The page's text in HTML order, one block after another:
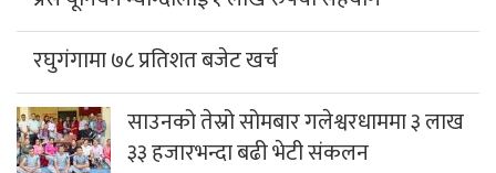
रघुगंगामा ७८ प्रतिशत बजेट खर्च
साउनको तेस्रो सोमबार गलेश्वरधाममा ३ लाख
३३ हजारभन्दा बढी भेटी संकलन